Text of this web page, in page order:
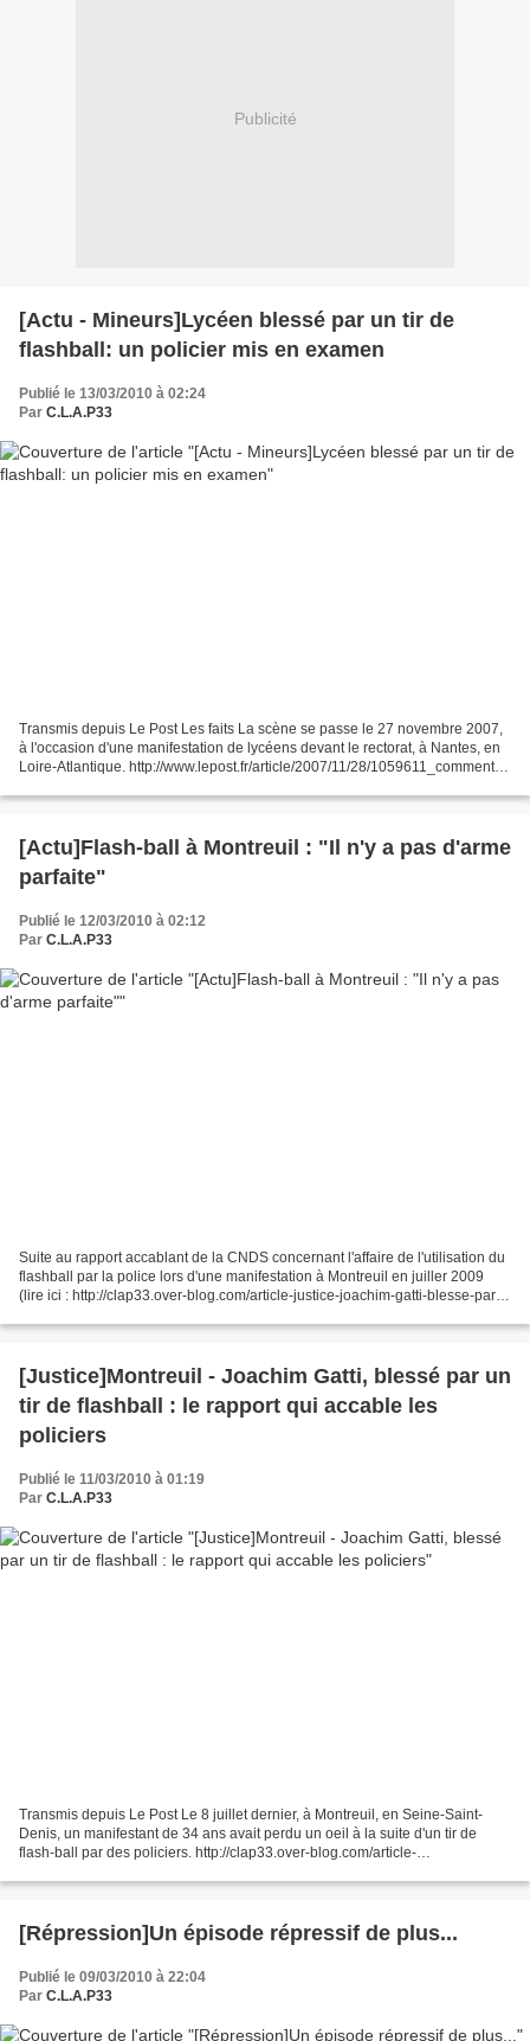
Publicité
[Actu - Mineurs]Lycéen blessé par un tir de
flashball: un policier mis en examen
Publié le 13/03/2010 à 02:24
Par C.L.A.P33
Transmis depuis Le Post Les faits La scène se passe le 27 novembre 2007,
à l'occasion d'une manifestation de lycéens devant le rectorat, à Nantes, en
Loire-Atlantique. http://www.lepost.fr/article/2007/11/28/1059611_comment-
[Actu]Flash-ball à Montreuil : "Il n'y a pas d'arme
parfaite"
Publié le 12/03/2010 à 02:12
Par C.L.A.P33
Suite au rapport accablant de la CNDS concernant l'affaire de l'utilisation du
flashball par la police lors d'une manifestation à Montreuil en juiller 2009
(lire ici : http://clap33.over-blog.com/article-justice-joachim-gatti-blesse-par-
46462521.html),...
[Justice]Montreuil - Joachim Gatti, blessé par un
tir de flashball : le rapport qui accable les
policiers
Publié le 11/03/2010 à 01:19
Par C.L.A.P33
Transmis depuis Le Post Le 8 juillet dernier, à Montreuil, en Seine-Saint-
Denis, un manifestant de 34 ans avait perdu un oeil à la suite d'un tir de
flash-ball par des policiers. http://clap33.over-blog.com/article-
[Répression]Un épisode répressif de plus...
Publié le 09/03/2010 à 22:04
Par C.L.A.P33